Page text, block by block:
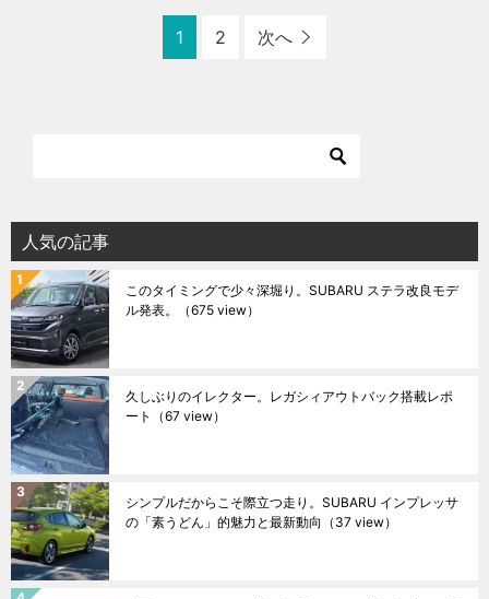
1 2 次へ
人気の記事
このタイミングで少々深堀り。SUBARU ステラ改良モデ
ル発表。
（675 view）
久しぶりのイレクター。レガシィアウトバック搭載レポ
ート
（67 view）
シンプルだからこそ際立つ走り。SUBARU インプレッサ
の「素うどん」的魅力と最新動向 （37 view）